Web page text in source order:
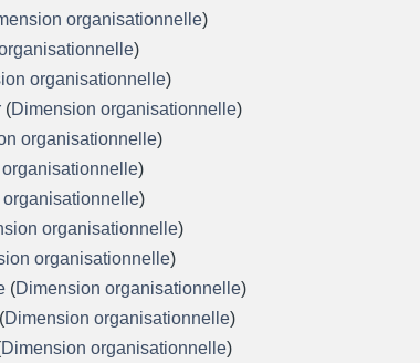
organisationnelle)
)
organisationnelle)
(Dimension organisationnelle)
organisationnelle)
)
organisationnelle)
organisationnelle)
organisationnelle)
(Dimension organisationnelle)
(Dimension organisationnelle)
Dimension organisationnelle)